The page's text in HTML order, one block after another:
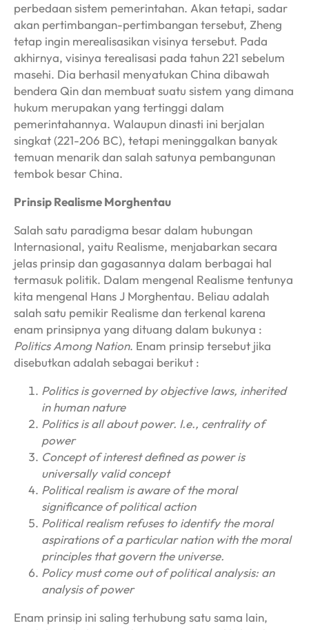
perbedaan sistem pemerintahan. Akan tetapi, sadar
akan pertimbangan-pertimbangan tersebut, Zheng
tetap ingin merealisasikan visinya tersebut. Pada
akhirnya, visinya terealisasi pada tahun 221 sebelum
masehi. Dia berhasil menyatukan China dibawah
bendera Qin dan membuat suatu sistem yang dimana
hukum merupakan yang tertinggi dalam
pemerintahannya. Walaupun dinasti ini berjalan
singkat (221-206 BC), tetapi meninggalkan banyak
temuan menarik dan salah satunya pembangunan
tembok besar China.
Prinsip Realisme Morghentau
Salah satu paradigma besar dalam hubungan
Internasional, yaitu Realisme, menjabarkan secara
jelas prinsip dan gagasannya dalam berbagai hal
termasuk politik. Dalam mengenal Realisme tentunya
kita mengenal Hans J Morghentau. Beliau adalah
salah satu pemikir Realisme dan terkenal karena
enam prinsipnya yang dituang dalam bukunya :
Politics Among Nation. Enam prinsip tersebut jika
disebutkan adalah sebagai berikut :
Politics is governed by objective laws, inherited
in human nature
Politics is all about power. I.e., centrality of
power
Concept of interest defined as power is
universally valid concept
Political realism is aware of the moral
significance of political action
Political realism refuses to identify the moral
aspirations of a particular nation with the moral
principles that govern the universe.
Policy must come out of political analysis: an
analysis of power
Enam prinsip ini saling terhubung satu sama lain,